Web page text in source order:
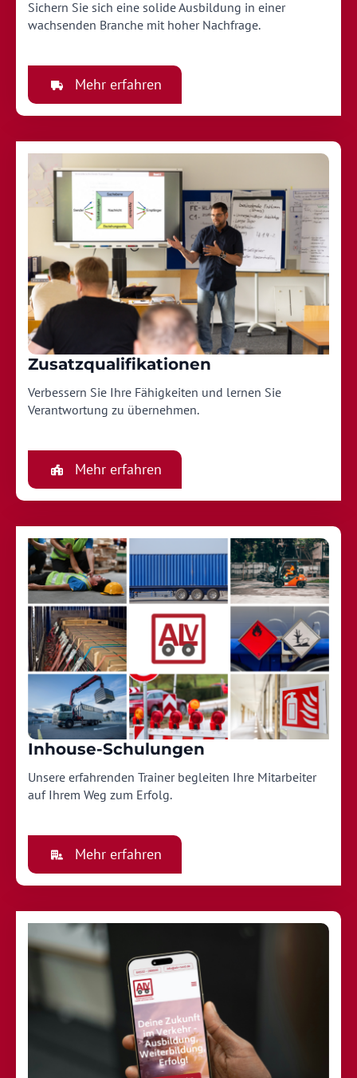
Sichern Sie sich eine solide Ausbildung in einer
wachsenden Branche mit hoher Nachfrage.
Mehr erfahren
Zusatzqualifikationen
Verbessern Sie Ihre Fähigkeiten und lernen Sie
Verantwortung zu übernehmen.
Mehr erfahren
Inhouse-Schulungen
Unsere erfahrenden Trainer begleiten Ihre Mitarbeiter
auf Ihrem Weg zum Erfolg.
Mehr erfahren